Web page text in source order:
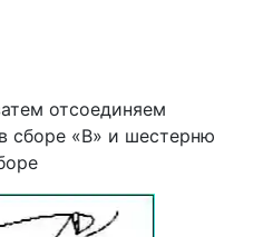
отсоединяем
сборе «В» и шестерню